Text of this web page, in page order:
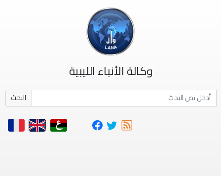
وكالة الأنباء الليبية
البحث